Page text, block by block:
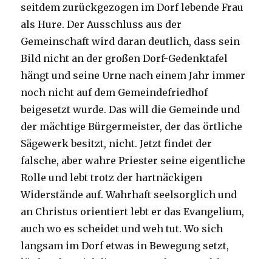
seitdem zurückgezogen im Dorf lebende Frau
als Hure. Der Ausschluss aus der
Gemeinschaft wird daran deutlich, dass sein
Bild nicht an der großen Dorf-Gedenktafel
hängt und seine Urne nach einem Jahr immer
noch nicht auf dem Gemeindefriedhof
beigesetzt wurde. Das will die Gemeinde und
der mächtige Bürgermeister, der das örtliche
Sägewerk besitzt, nicht. Jetzt findet der
falsche, aber wahre Priester seine eigentliche
Rolle und lebt trotz der hartnäckigen
Widerstände auf. Wahrhaft seelsorglich und
an Christus orientiert lebt er das Evangelium,
auch wo es scheidet und weh tut. Wo sich
langsam im Dorf etwas in Bewegung setzt,